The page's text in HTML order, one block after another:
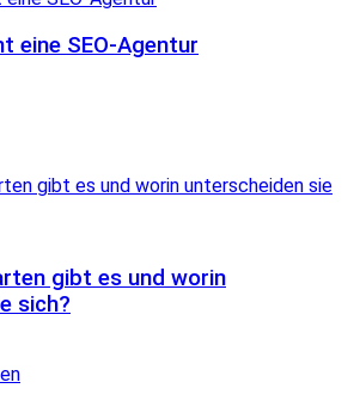
eine SEO-Agentur
gibt es und worin
sich?